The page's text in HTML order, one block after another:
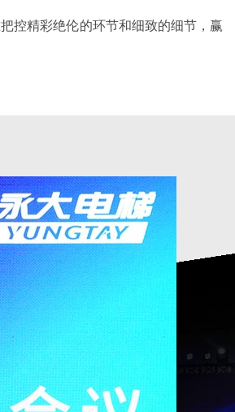
控精彩绝伦的环节和细致的细节，赢